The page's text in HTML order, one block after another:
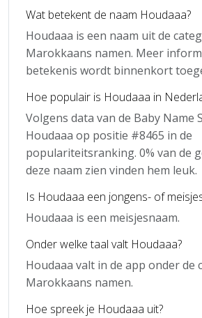
Wat betekent de naam Houdaaa?
Houdaaa is een naam uit de
Marokkaans namen. Meer
betekenis wordt binnenkort
Hoe populair is Houdaaa in
Volgens data van de Baby Name
Houdaaa op positie #8465 in de
populariteitsranking. 0% van de
deze naam zien vinden hem leuk.
Is Houdaaa een jongens- of
Houdaaa is een meisjesnaam.
Onder welke taal valt Houdaaa?
Houdaaa valt in de app onder de
Marokkaans namen.
Hoe spreek je Houdaaa uit?